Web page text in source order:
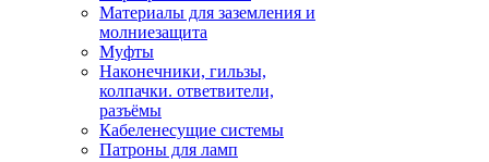
Материалы для заземления и
молниезащита
Муфты
Наконечники, гильзы,
колпачки. ответвители,
разъёмы
Кабеленесущие системы
Патроны для ламп